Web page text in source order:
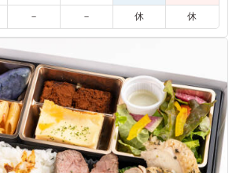
アバハウスインターナショナル
ご飯は風味が良く柔らかいお米で、大
ばしく食べ応えがありました。彩りやバ
後まで飽きずに美味しくいただけるお弁
・撮影›スタジオ撮影
2026/07/15
－ － 休 休